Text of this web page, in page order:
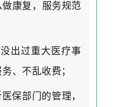
康复，服务规范
出过重大医疗事
、不乱收费；
保部门的管理，